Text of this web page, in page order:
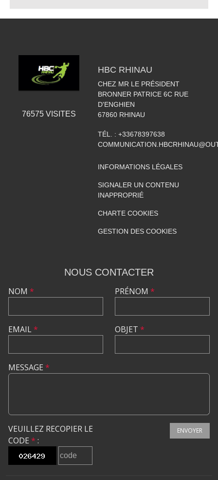
76575VISITES
HBC RHINAU
CHEZ MR LE PRÉSIDENT
BRONNER PATRICE 6C RUE
D'ENGHIEN
67860 RHINAU
TÉL. : +33678397638
INFORMATIONS LÉGALES
SIGNALER UN CONTENU
INAPPROPRIÉ
CHARTE COOKIES
GESTION DES COOKIES
NOUS CONTACTER
NOM *
EMAIL*
PRÉNOM *
OBJET *
MESSAGE *
VEUILLEZ RECOPIER LE
CODE * :
ENVOYER